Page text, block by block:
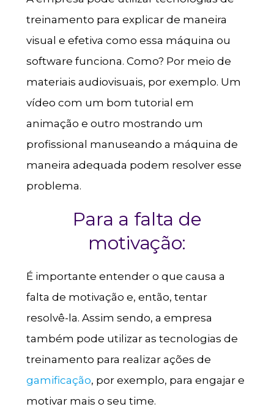
treinamento para explicar de maneira
visual e efetiva como essa máquina ou
software funciona. Como? Por meio de
materiais audiovisuais, por exemplo. Um
vídeo com um bom tutorial em
animação e outro mostrando um
profissional manuseando a máquina de
maneira adequada podem resolver esse
problema.
Para a falta de
motivação:
É importante entender o que causa a
falta de motivação e, então, tentar
resolvê-la. Assim sendo, a empresa
também pode utilizar as tecnologias de
treinamento para realizar ações de
gamificação, por exemplo, para engajar e
motivar mais o seu time.